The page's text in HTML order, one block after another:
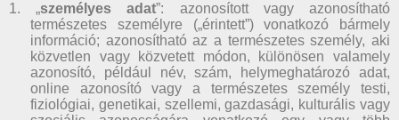
1. „személyes adat”: azonosított vagy azonosítható
természetes személyre („érintett”) vonatkozó bármely
információ; azonosítható az a természetes személy, aki
közvetlen vagy közvetett módon, különösen valamely
azonosító, például név, szám, helymeghatározó adat,
online azonosító vagy a természetes személy testi,
fiziológiai, genetikai, szellemi, gazdasági, kulturális vagy